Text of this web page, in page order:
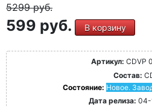
5299руб.
599 руб. В корзину
Артикул: CDVP
Состав:
Состояние: Новое.
Дата релиза: 04-